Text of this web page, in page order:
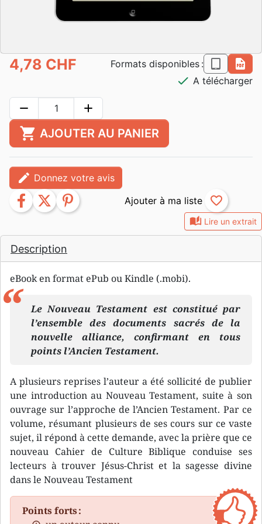
auto_stories Lire un extrait
Description
eBook en format ePub ou Kindle (.mobi).
Le Nouveau Testament est constitué par
l’ensemble des documents sacrés de la
nouvelle alliance, confirmant en tous
points l’Ancien Testament.
A plusieurs reprises l’auteur a été sollicité de publier
une introduction au Nouveau Testament, suite à son
ouvrage sur l’approche de l’Ancien Testament. Par ce
volume, résumant plusieurs de ses cours sur ce vaste
sujet, il répond à cette demande, avec la prière que ce
nouveau Cahier de Culture Biblique conduise ses
lecteurs à trouver Jésus-Christ et la sagesse divine
dans le Nouveau Testament
Points forts :
4,78 CHF Formats disponibles : epub
pdf
check A télécharger
remove add
shopping_cart AJOUTER AU PANIER
edit Donnez votre avis
facebook twitter pinterest favorite_border